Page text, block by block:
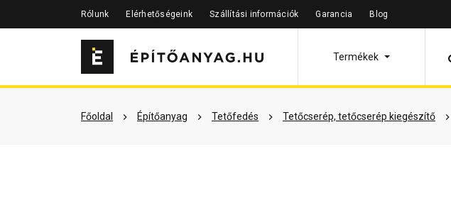
Rólunk Elérhetőségeink Szállítási információk Garancia Blog
Termékek
Főoldal Építőanyag Tetőfedés Tetőcserép, tetőcserép kiegészítő
Szükséged lehet rá Részletes leírás Termékinformáció